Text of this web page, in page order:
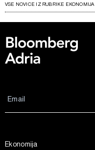
VSE NOVICE IZ RUBRIKE EKONOMIJA
Ekonomija